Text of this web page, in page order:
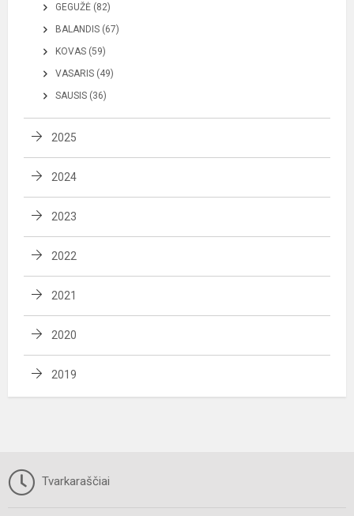
GEGUŽĖ (82)
BALANDIS (67)
KOVAS (59)
VASARIS (49)
SAUSIS (36)
2025
2024
2023
2022
2021
2020
2019
Tvarkaraščiai